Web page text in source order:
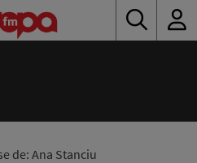
de: Ana Stanciu